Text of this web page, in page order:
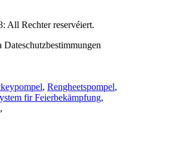
All Rechter reservéiert.
, Rengheetspompel,
fir Feierbekämpfung,
,